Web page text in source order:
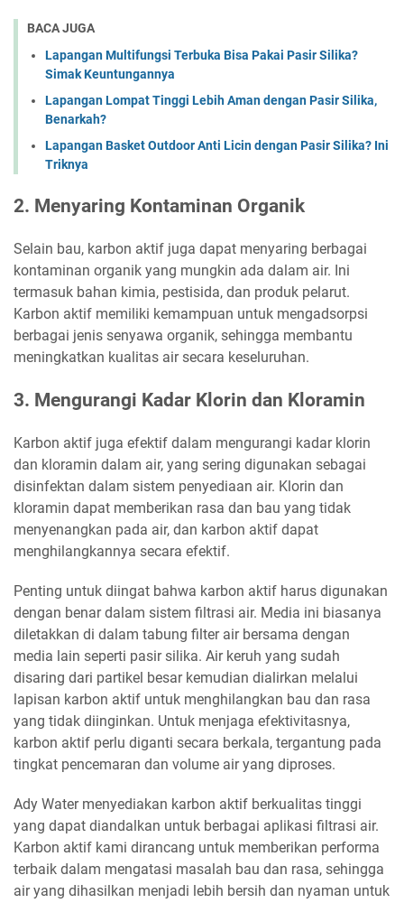
BACA JUGA
Lapangan Multifungsi Terbuka Bisa Pakai Pasir Silika?
Simak Keuntungannya
Lapangan Lompat Tinggi Lebih Aman dengan Pasir Silika,
Benarkah?
Lapangan Basket Outdoor Anti Licin dengan Pasir Silika? Ini
Triknya
2. Menyaring Kontaminan Organik
Selain bau, karbon aktif juga dapat menyaring berbagai
kontaminan organik yang mungkin ada dalam air. Ini
termasuk bahan kimia, pestisida, dan produk pelarut.
Karbon aktif memiliki kemampuan untuk mengadsorpsi
berbagai jenis senyawa organik, sehingga membantu
meningkatkan kualitas air secara keseluruhan.
3. Mengurangi Kadar Klorin dan Kloramin
Karbon aktif juga efektif dalam mengurangi kadar klorin
dan kloramin dalam air, yang sering digunakan sebagai
disinfektan dalam sistem penyediaan air. Klorin dan
kloramin dapat memberikan rasa dan bau yang tidak
menyenangkan pada air, dan karbon aktif dapat
menghilangkannya secara efektif.
Penting untuk diingat bahwa karbon aktif harus digunakan
dengan benar dalam sistem filtrasi air. Media ini biasanya
diletakkan di dalam tabung filter air bersama dengan
media lain seperti pasir silika. Air keruh yang sudah
disaring dari partikel besar kemudian dialirkan melalui
lapisan karbon aktif untuk menghilangkan bau dan rasa
yang tidak diinginkan. Untuk menjaga efektivitasnya,
karbon aktif perlu diganti secara berkala, tergantung pada
tingkat pencemaran dan volume air yang diproses.
Ady Water menyediakan karbon aktif berkualitas tinggi
yang dapat diandalkan untuk berbagai aplikasi filtrasi air.
Karbon aktif kami dirancang untuk memberikan performa
terbaik dalam mengatasi masalah bau dan rasa, sehingga
air yang dihasilkan menjadi lebih bersih dan nyaman untuk